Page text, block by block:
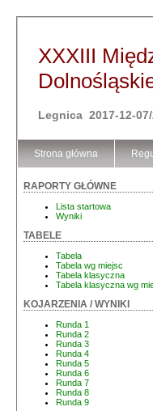
XXXIII
Legnica 2017-12-
Strona główna
RAPORTY GŁÓWNE
Lista startowa
Wyniki
TABELE
Tabela
Tabela wg miejsc
Tabela klasyczna
Tabela klasyczna wg
KOJARZENIA / WYNIKI
Runda 1
Runda 2
Runda 3
Runda 4
Runda 5
Runda 6
Runda 7
Runda 8
Runda 9